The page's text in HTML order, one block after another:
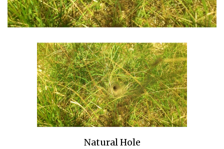
Natural Hole